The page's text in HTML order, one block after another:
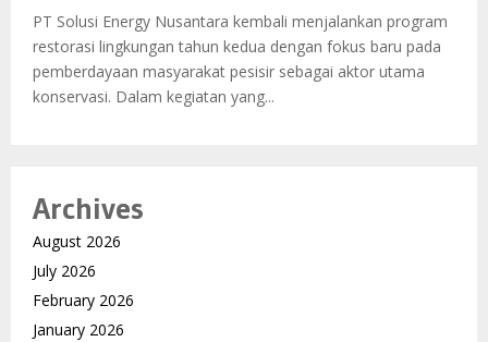
PT Solusi Energy Nusantara kembali menjalankan program
restorasi lingkungan tahun kedua dengan fokus baru pada
pemberdayaan masyarakat pesisir sebagai aktor utama
konservasi. Dalam kegiatan yang...
Archives
August 2026
July 2026
February 2026
January 2026